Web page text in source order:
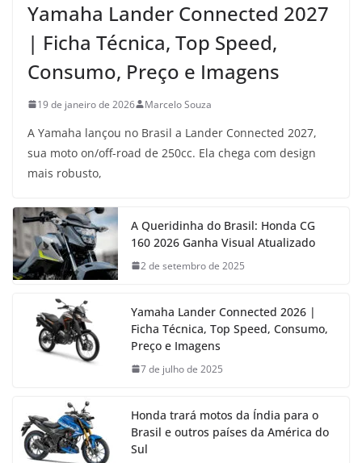
Yamaha Lander Connected 2027
| Ficha Técnica, Top Speed,
Consumo, Preço e Imagens
19 de janeiro de 2026 Marcelo Souza
A Yamaha lançou no Brasil a Lander Connected 2027,
sua moto on/off-road de 250cc. Ela chega com design
mais robusto,
A Queridinha do Brasil: Honda CG
160 2026 Ganha Visual Atualizado
2 de setembro de 2025
Yamaha Lander Connected 2026 |
Ficha Técnica, Top Speed, Consumo,
Preço e Imagens
7 de julho de 2025
Honda trará motos da Índia para o
Brasil e outros países da América do
Sul